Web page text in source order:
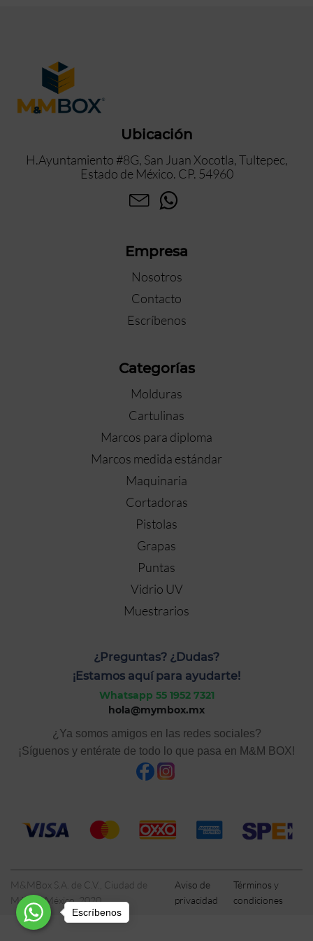
Ubicación
H.Ayuntamiento #8G, San Juan Xocotla, Tultepec,
Estado de México. CP. 54960
Empresa
Nosotros
Contacto
Escríbenos
Categorías
Molduras
Cartulinas
Marcos para diploma
Marcos medida estándar
Maquinaria
Cortadoras
Pistolas
Grapas
Puntas
Vidrio UV
Muestrarios
¿Preguntas? ¿Dudas?
¡Estamos aquí para ayudarte!
Whatsapp 55 1952 7321
hola@mymbox.mx
¿Ya somos amigos en las redes sociales?
¡Síguenos y entérate de todo lo que pasa en M&M BOX!
M&MBox S.A. de C.V., Ciudad de
México, México, 2020
Aviso de
privacidad
Términos y
condiciones
Escríbenos